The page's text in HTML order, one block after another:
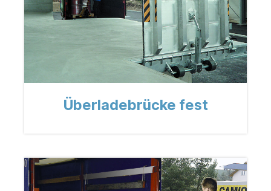
Überladebrücke fest